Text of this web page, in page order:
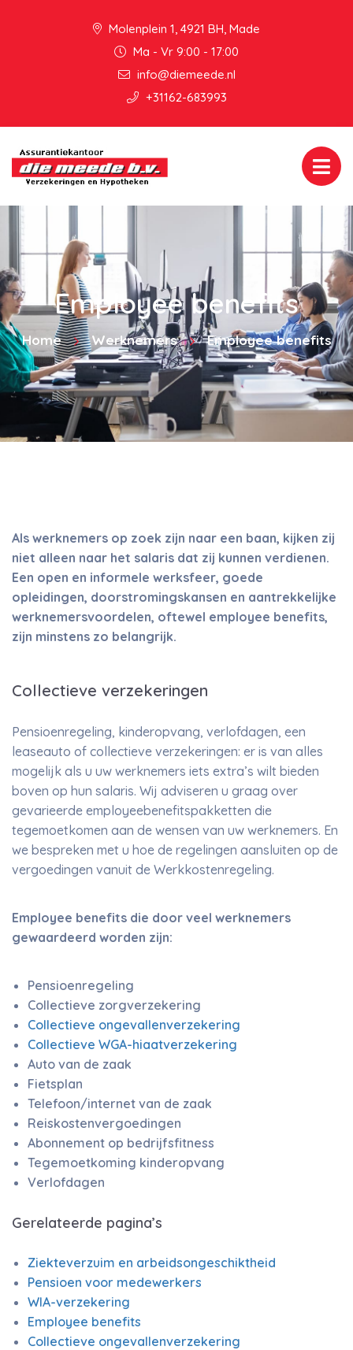
Molenplein 1, 4921 BH, Made
Ma - Vr 9:00 - 17:00
info@diemeede.nl
+31162-683993
Employee benefits
Home Werknemers Employee benefits
Als werknemers op zoek zijn naar een baan, kijken zij
niet alleen naar het salaris dat zij kunnen verdienen.
Een open en informele werksfeer, goede
opleidingen, doorstromingskansen en aantrekkelijke
werknemersvoordelen, oftewel employee benefits,
zijn minstens zo belangrijk.
Collectieve verzekeringen
Pensioenregeling, kinderopvang, verlofdagen, een
leaseauto of collectieve verzekeringen: er is van alles
mogelijk als u uw werknemers iets extra’s wilt bieden
boven op hun salaris. Wij adviseren u graag over
gevarieerde employeebenefitspakketten die
tegemoetkomen aan de wensen van uw werknemers. En
we bespreken met u hoe de regelingen aansluiten op de
vergoedingen vanuit de Werkkostenregeling.
Employee benefits die door veel werknemers
gewaardeerd worden zijn:
Pensioenregeling
Collectieve zorgverzekering
Collectieve ongevallenverzekering
Collectieve WGA-hiaatverzekering
Auto van de zaak
Fietsplan
Telefoon/internet van de zaak
Reiskostenvergoedingen
Abonnement op bedrijfsfitness
Tegemoetkoming kinderopvang
Verlofdagen
Gerelateerde pagina’s
Ziekteverzuim en arbeidsongeschiktheid
Pensioen voor medewerkers
WIA-verzekering
Employee benefits
Collectieve ongevallenverzekering